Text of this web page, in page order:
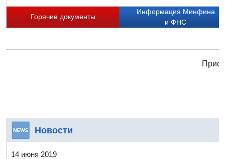
Горячие документы
Информация Минфина
и ФНС
Новости
14 июня 2019